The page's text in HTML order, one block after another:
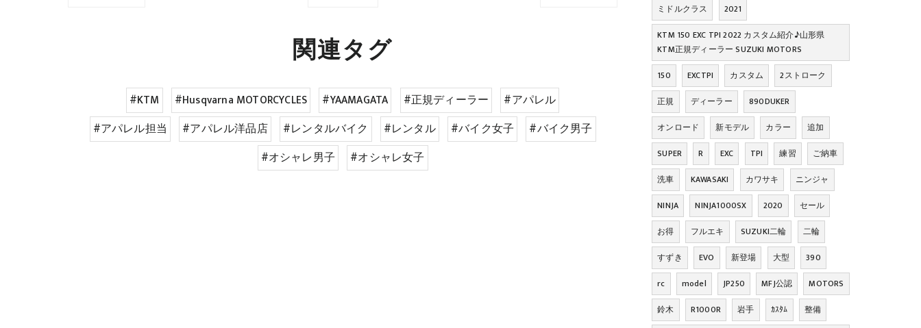
関連タグ
#KTM #Husqvarna MOTORCYCLES #YAAMAGATA #正規ディーラー
#アパレル
#アパレル担当
#アパレル洋品店 #レンタルバイク #レンタル #バイク女子
#バイク男子
#オシャレ男子
#オシャレ女子
ミドルクラス
2021
KTM 150 EXC TPI 2022 カスタム紹介♪山形県
KTM正規ディーラー SUZUKI MOTORS
150
EXCTPI カスタム
2ストローク
正規
ディーラー
890DUKER
オンロード
新モデル カラー
追加
SUPER
R EXC TPI 練習
ご納車
洗車
KAWASAKI カワサキ
ニンジャ
NINJA
NINJA1000SX 2020
セール
お得
フルエキ SUZUKI二輪
二輪
すずき
EVO 新登場 大型
390
rc
model JP250 MFJ公認
MOTORS
鈴木
R1000R 岩手 ｶｽﾀﾑ
整備